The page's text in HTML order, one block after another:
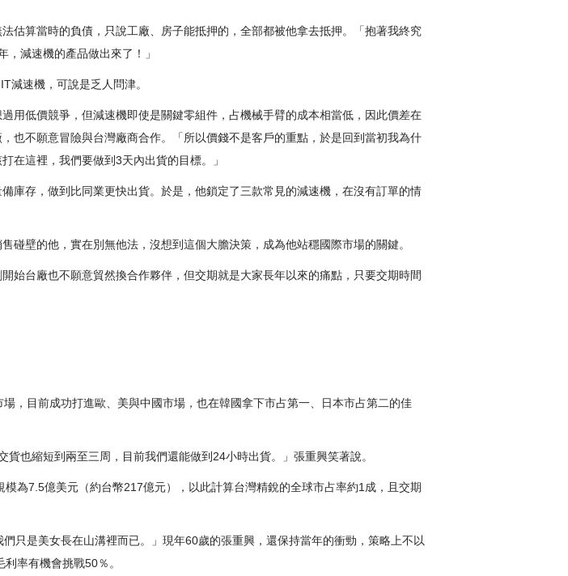
估算當時的負債，只說工廠、房子能抵押的，全部都被他拿去抵押。「抱著我終究
減速機的產品做出來了！」
速機，可說是乏人問津。
用低價競爭，但減速機即使是關鍵零組件，占機械手臂的成本相當低，因此價差在
也不願意冒險與台灣廠商合作。「所以價錢不是客戶的重點，於是回到當初我為什
在這裡，我們要做到3天內出貨的目標。」
庫存，做到比同業更快出貨。於是，他鎖定了三款常見的減速機，在沒有訂單的情
壁的他，實在別無他法，沒想到這個大膽決策，成為他站穩國際市場的關鍵。
始台廠也不願意貿然換合作夥伴，但交期就是大家長年以來的痛點，只要交期時間
，目前成功打進歐、美與中國市場，也在韓國拿下市占第一、日本市占第二的佳
也縮短到兩至三周，目前我們還能做到24小時出貨。」張重興笑著說。
為7.5億美元（約台幣217億元），以此計算台灣精銳的全球市占率約1成，且交期
只是美女長在山溝裡而已。」現年60歲的張重興，還保持當年的衝勁，策略上不以
率有機會挑戰50％。